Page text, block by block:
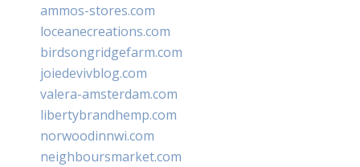
ammos-stores.com
loceanecreations.com
birdsongridgefarm.com
joiedevivblog.com
valera-amsterdam.com
libertybrandhemp.com
norwoodinnwi.com
neighboursmarket.com